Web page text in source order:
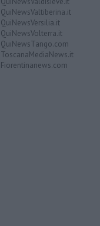
QuiNewsValtiberina.it
QuiNewsVersilia.it
QuiNewsVolterra.it
QuiNewsTango.com
ToscanaMediaNews.it
Fiorentinanews.com